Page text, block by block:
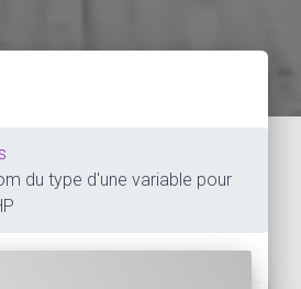
du type d'une variable pour